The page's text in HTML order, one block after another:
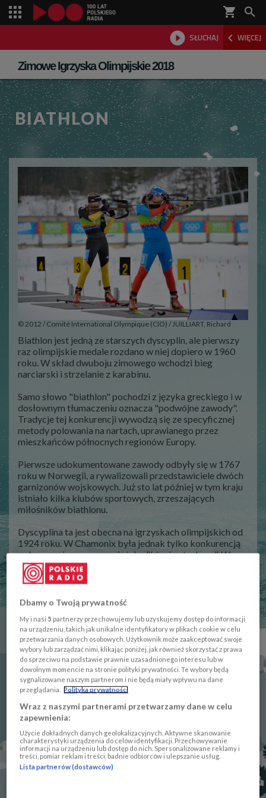
shopping_cart 
 SŁUCHAJ  WIĘCEJ

Zimowe Igrzyska Olimpijskie 2018
BIATHLON
© 2012 / Comité International Olympique (CIO) / JUILLIART, Richard
Biathlon jest jedną ze starszych dyscyplin, ale pierwszy
raz olimpijskie medale rozdano w niej dopiero w 1960
roku. W skład dwuboju zimowego wchodzi bieg
narciarski i strzelanie z karabinu.
Samo słowo "biathlon" pochodzi z języka greckiego i w
dosłownym tłumaczeniu oznacza "podwójne zawody".
Tradycje tej konkurencji wywodzą się ze specyficznej
metody polowania na nartach, uprawianego przez
mieszkańców północnych regionów Europy.
Pierwsze udokumentowane zawody odbyły się w 1767
roku w Norwegii, a rywalizowali przedstawiciele dwóch
garnizonów wojskowych. Już sto lat później w tym kraju
istniało kilka klubów sportowych, zrzeszających
miłośników biathlonu.
Dyscyplina ta jest obecna na igrzyskach olimpijskich od
1924 roku. W Chamonix była jednak tylko konkurencją
pokazową i rozgrywano ją jako "biegi patrolowe". W
podobnej roli wystąpiła w 1928 roku w St. Moritz, w
1936 roku w Garmisch-Partenkirchen oraz w 1948 roku
W 1948 roku powołano do życia Międzynarodową Unię
Pięcioboju Nowoczesnego i Biathlonu. Działacze tej
organizacji usilnie starali się, by wprowadzić dyscyplinę
do grona sportów olimpijskich. Jednak ze względu na
doświadczenia wojenne, na jakiś czas postanowiono
zrezygnować z rozgrywania zawodów z użyciem broni.
W 1958 roku w austriackim Saalfelden odbyły się
pierwsze w historii mistrzostwa świata, a od 1984 roku o
medale MŚ rywalizują także kobiety. W 1960 roku w
Squaw Valley biathloniści mogli już oficjalnie
rywalizować o olimpijskie trofea. Rozdano wówczas
medale w biegu na 20 km mężczyzn.
Stopniowo rozbudowywano program zawodów: w 1968
Dbamy o Twoją prywatność
My i nasi 5 partnerzy przechowujemy lub uzyskujemy dostęp do informacji
na urządzeniu, takich jak unikalne identyfikatory w plikach cookie w celu
przetwarzania danych osobowych. Użytkownik może zaakceptować swoje
wybory lub zarządzać nimi, klikając poniżej, jak również skorzystać z prawa
do sprzeciwu na podstawie prawnie uzasadnionego interesu lub w
dowolnym momencie na stronie polityki prywatności. Te wybory będą
sygnalizowane naszym partnerom i nie będą miały wpływu na dane
przeglądania. Polityka prywatności
Wraz z naszymi partnerami przetwarzamy dane w celu
zapewnienia:
Użycie dokładnych danych geolokalizacyjnych. Aktywne skanowanie
charakterystyki urządzenia do celów identyfikacji. Przechowywanie
informacji na urządzeniu lub dostęp do nich. Spersonalizowane reklamy i
treści, pomiar reklam i treści, badnie odbiorców i ulepszanie usług.
Lista partnerów (dostawców)